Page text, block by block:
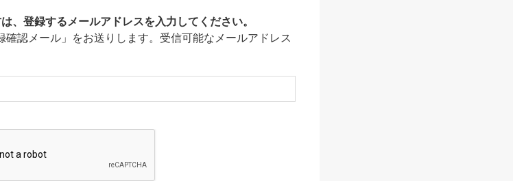
、登録するメールアドレスを入力してください。
認メール」をお送りします。受信可能なメールアドレス